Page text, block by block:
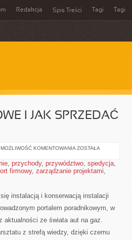
Redakcja Spis Treści Tagi Tagi
I JAK SPRZEDAĆ
MOŻLIWOŚĆ KOMENTOWANIA WYŚCIGI
MOTOROWE
I
JAK
KUPIĆ
SAMOCHÓD?
ZOSTAŁA
, przychody, przywództwo, spedycja,
firmowy, zarządzanie projektami,
instalacją i konserwacją instalacji
portalem poradnikowym, w
aktualności ze świata aut na gaz.
z strefą wiedzy, dzięki czemu